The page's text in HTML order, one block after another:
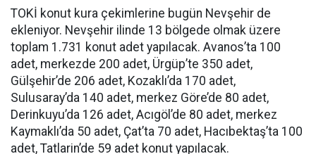
TOKİ konut kura çekimlerine bugün Nevşehir de
ekleniyor. Nevşehir ilinde 13 bölgede olmak üzere
toplam 1.731 konut adet yapılacak. Avanos’ta 100
adet, merkezde 200 adet, Ürgüp’te 350 adet,
Gülşehir’de 206 adet, Kozaklı’da 170 adet,
Sulusaray’da 140 adet, merkez Göre’de 80 adet,
Derinkuyu’da 126 adet, Acıgöl’de 80 adet, merkez
Kaymaklı’da 50 adet, Çat’ta 70 adet, Hacıbektaş’ta 100
adet, Tatlarin’de 59 adet konut yapılacak.